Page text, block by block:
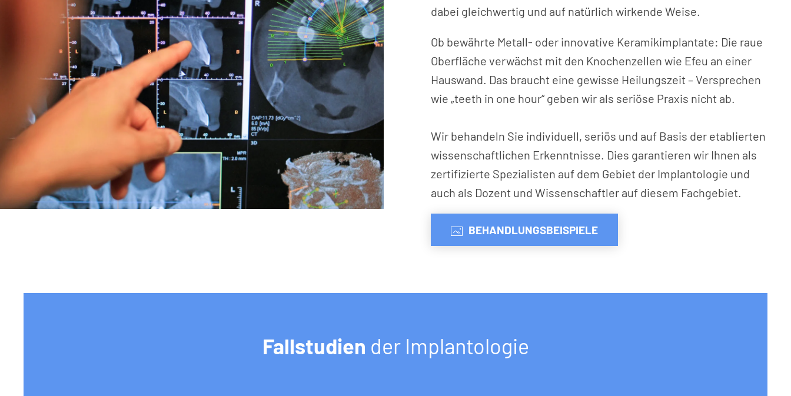
dabei gleichwertig und auf natürlich wirkende Weise.
Ob bewährte Metall- oder innovative Keramikimplantate: Die raue
Oberfläche verwächst mit den Knochenzellen wie Efeu an einer
Hauswand. Das braucht eine gewisse Heilungszeit – Versprechen
wie „teeth in one hour“ geben wir als seriöse Praxis nicht ab.
Wir behandeln Sie individuell, seriös und auf Basis der etablierten
wissenschaftlichen Erkenntnisse. Dies garantieren wir Ihnen als
zertifizierte Spezialisten auf dem Gebiet der Implantologie und
auch als Dozent und Wissenschaftler auf diesem Fachgebiet.
BEHANDLUNGSBEISPIELE
Fallstudien der Implantologie